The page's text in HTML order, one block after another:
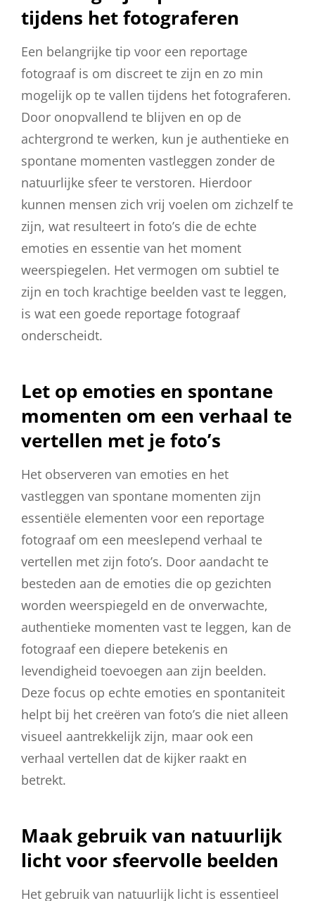
tijdens het fotograferen
Een belangrijke tip voor een reportage
fotograaf is om discreet te zijn en zo min
mogelijk op te vallen tijdens het fotograferen.
Door onopvallend te blijven en op de
achtergrond te werken, kun je authentieke en
spontane momenten vastleggen zonder de
natuurlijke sfeer te verstoren. Hierdoor
kunnen mensen zich vrij voelen om zichzelf te
zijn, wat resulteert in foto’s die de echte
emoties en essentie van het moment
weerspiegelen. Het vermogen om subtiel te
zijn en toch krachtige beelden vast te leggen,
is wat een goede reportage fotograaf
onderscheidt.
Let op emoties en spontane
momenten om een verhaal te
vertellen met je foto’s
Het observeren van emoties en het
vastleggen van spontane momenten zijn
essentiële elementen voor een reportage
fotograaf om een meeslepend verhaal te
vertellen met zijn foto’s. Door aandacht te
besteden aan de emoties die op gezichten
worden weerspiegeld en de onverwachte,
authentieke momenten vast te leggen, kan de
fotograaf een diepere betekenis en
levendigheid toevoegen aan zijn beelden.
Deze focus op echte emoties en spontaniteit
helpt bij het creëren van foto’s die niet alleen
visueel aantrekkelijk zijn, maar ook een
verhaal vertellen dat de kijker raakt en
betrekt.
Maak gebruik van natuurlijk
licht voor sfeervolle beelden
Het gebruik van natuurlijk licht is essentieel